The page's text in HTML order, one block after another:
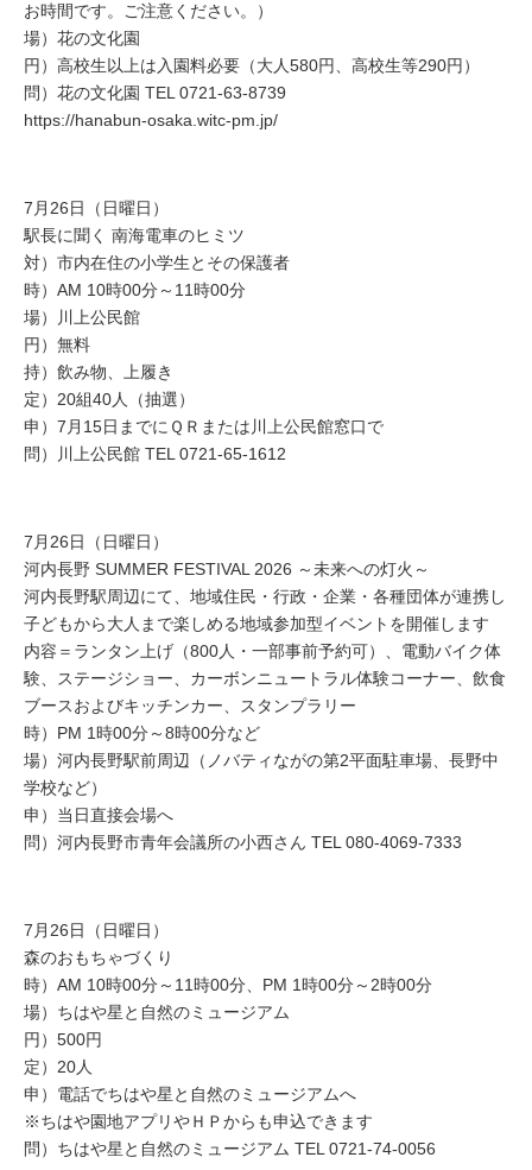
お時間です。ご注意ください。）
場）花の文化園
円）高校生以上は入園料必要（大人580円、高校生等290円）
問）花の文化園 TEL 0721-63-8739
https://hanabun-osaka.witc-pm.jp/
7月26日（日曜日）
駅長に聞く 南海電車のヒミツ
対）市内在住の小学生とその保護者
時）AM 10時00分～11時00分
場）川上公民館
円）無料
持）飲み物、上履き
定）20組40人（抽選）
申）7月15日までにＱＲまたは川上公民館窓口で
問）川上公民館 TEL 0721-65-1612
7月26日（日曜日）
河内長野 SUMMER FESTIVAL 2026 ～未来への灯火～
河内長野駅周辺にて、地域住民・行政・企業・各種団体が連携し
子どもから大人まで楽しめる地域参加型イベントを開催します
内容＝ランタン上げ（800人・一部事前予約可）、電動バイク体
験、ステージショー、カーボンニュートラル体験コーナー、飲食
ブースおよびキッチンカー、スタンプラリー
時）PM 1時00分～8時00分など
場）河内長野駅前周辺（ノバティながの第2平面駐車場、長野中
学校など）
申）当日直接会場へ
問）河内長野市青年会議所の小西さん TEL 080-4069-7333
7月26日（日曜日）
森のおもちゃづくり
時）AM 10時00分～11時00分、PM 1時00分～2時00分
場）ちはや星と自然のミュージアム
円）500円
定）20人
申）電話でちはや星と自然のミュージアムへ
※ちはや園地アプリやＨＰからも申込できます
問）ちはや星と自然のミュージアム TEL 0721-74-0056